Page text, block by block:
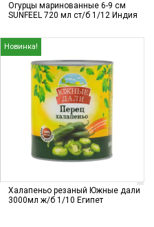
Огурцы маринованные 6-9 см
SUNFEEL 720 мл ст/б 1/12 Индия
Новинка!
Халапеньо резаный Южные дали
3000мл ж/б 1/10 Египет